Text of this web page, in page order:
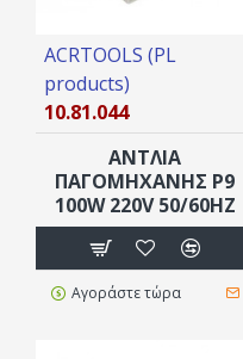
ACRTOOLS (PL
products)
10.81.044
ΑΝΤΛΙΑ
ΠΑΓΟΜΗΧΑΝΗΣ Ρ9
100W 220V 50/60ΗΖ
Αγοράστε τώρα